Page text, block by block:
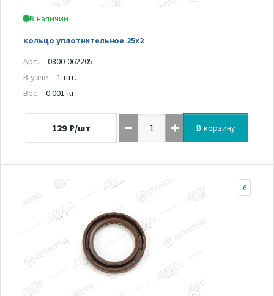
В наличии
кольцо уплотнительное 25х2
Арт.
0800-062205
В узле
1 шт.
Вес
0.001 кг
129 ₽/шт В корзину
6